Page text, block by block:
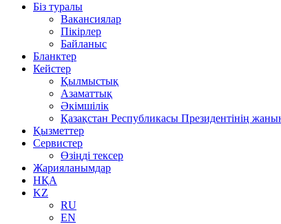
Біз туралы
Вакансиялар
Пікірлер
Байланыс
Бланктер
Кейстер
Қылмыстық
Азаматтық
Әкімшілік
Қазақстан Республикасы Президентінің
Қызметтер
Сервистер
Өзіңді тексер
Жарияланымдар
НҚА
KZ
RU
EN